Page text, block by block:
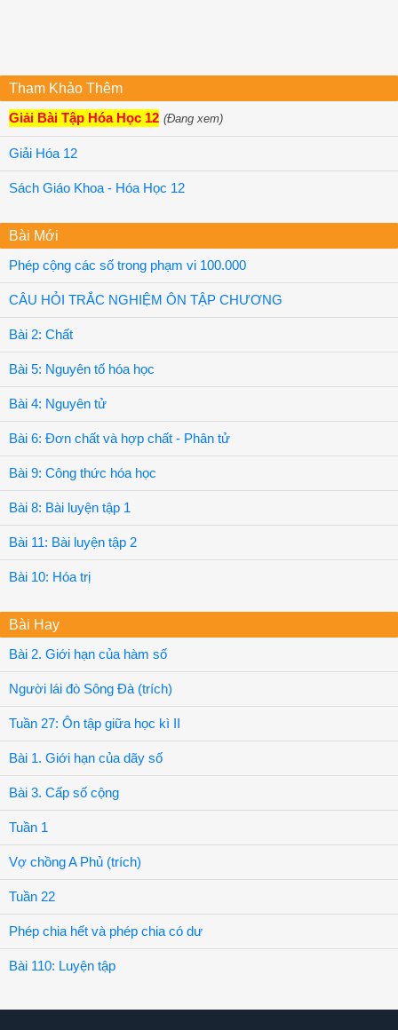
Tham Khảo Thêm
Giải Bài Tập Hóa Học 12 (Đang xem)
Giải Hóa 12
Sách Giáo Khoa - Hóa Học 12
Bài Mới
Phép cộng các số trong phạm vi 100.000
CÂU HỎI TRẮC NGHIỆM ÔN TẬP CHƯƠNG
Bài 2: Chất
Bài 5: Nguyên tố hóa học
Bài 4: Nguyên tử
Bài 6: Đơn chất và hợp chất - Phân tử
Bài 9: Công thức hóa học
Bài 8: Bài luyện tập 1
Bài 11: Bài luyện tập 2
Bài 10: Hóa trị
Bài Hay
Bài 2. Giới hạn của hàm số
Người lái đò Sông Đà (trích)
Tuần 27: Ôn tập giữa học kì II
Bài 1. Giới hạn của dãy số
Bài 3. Cấp số cộng
Tuần 1
Vợ chồng A Phủ (trích)
Tuần 22
Phép chia hết và phép chia có dư
Bài 110: Luyện tập